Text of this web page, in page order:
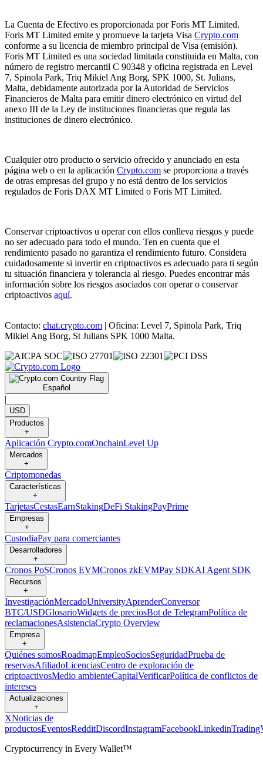
La Cuenta de Efectivo es proporcionada por Foris MT Limited.
Foris MT Limited emite y promueve la tarjeta Visa Crypto.com
conforme a su licencia de miembro principal de Visa (emisión).
Foris MT Limited es una sociedad limitada constituida en Malta, con
número de registro mercantil C 90348 y oficina registrada en Level
7, Spinola Park, Triq Mikiel Ang Borg, SPK 1000, St. Julians,
Malta, debidamente autorizada por la Autoridad de Servicios
Financieros de Malta para emitir dinero electrónico en virtud del
anexo III de la Ley de instituciones financieras que regula las
instituciones de dinero electrónico.
Cualquier otro producto o servicio ofrecido y anunciado en esta
página web o en la aplicación Crypto.com se proporciona a través
de otras empresas del grupo y no está dentro de los servicios
regulados de Foris DAX MT Limited o Foris MT Limited.
Conservar criptoactivos u operar con ellos conlleva riesgos y puede
no ser adecuado para todo el mundo. Ten en cuenta que el
rendimiento pasado no garantiza el rendimiento futuro. Considera
cuidadosamente si invertir en criptoactivos es adecuado para ti según
tu situación financiera y tolerancia al riesgo. Puedes encontrar más
información sobre los riesgos asociados con operar o conservar
criptoactivos aquí.
Contacto: chat.crypto.com | Oficina: Level 7, Spinola Park, Triq
Mikiel Ang Borg, St Julians SPK 1000 Malta.
Español
|
USD
Productos
+
Aplicación Crypto.comOnchainLevel Up
Mercados
+
Criptomonedas
Características
+
TarjetasCestasEarnStakingDeFi StakingPayPrime
Empresas
+
CustodiaPay para comerciantes
Desarrolladores
+
Cronos PoSCronos EVMCronos zkEVMPay SDKAI Agent SDK
Recursos
+
InvestigaciónMercadoUniversityAprenderConversor
BTC/USDGlosarioWidgets de preciosBot de TelegramPolítica de
reclamacionesAsistenciaCrypto Overview
Empresa
+
Quiénes somosRoadmapEmpleoSociosSeguridadPrueba de
reservasAfiliadoLicenciasCentro de exploración de
criptoactivosMedio ambienteCapitalVerificarPolítica de conflictos de
intereses
Actualizaciones
+
XNoticias de
productosEventosRedditDiscordInstagramFacebookLinkedin
Cryptocurrency in Every Wallet™